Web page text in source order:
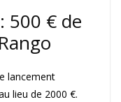
500 € de
lancement
lieu de 2000 €.